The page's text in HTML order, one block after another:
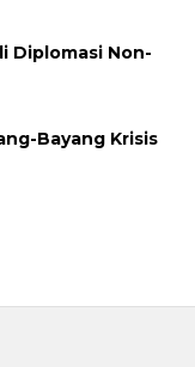
Diplomasi Non-
Bayang Krisis